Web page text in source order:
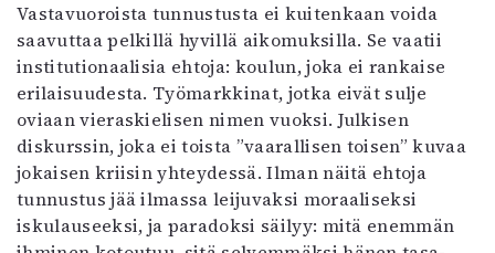
Vastavuoroista tunnustusta ei kuitenkaan voida
saavuttaa pelkillä hyvillä aikomuksilla. Se vaatii
institutionaalisia ehtoja: koulun, joka ei rankaise
erilaisuudesta. Työmarkkinat, jotka eivät sulje
oviaan vieraskielisen nimen vuoksi. Julkisen
diskurssin, joka ei toista ”vaarallisen toisen” kuvaa
jokaisen kriisin yhteydessä. Ilman näitä ehtoja
tunnustus jää ilmassa leijuvaksi moraaliseksi
iskulauseeksi, ja paradoksi säilyy: mitä enemmän